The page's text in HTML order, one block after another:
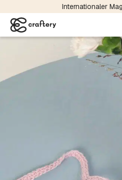
Internationaler